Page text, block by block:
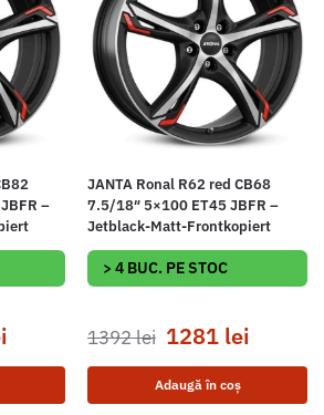
–
JANTA Ronal R62 red CB68
7.5/18″ 5×100 ET45 JBFR –
Jetblack-Matt-Frontkopiert
> 4 BUC. PE STOC
1392lei 1281 lei
Adaugă în coș